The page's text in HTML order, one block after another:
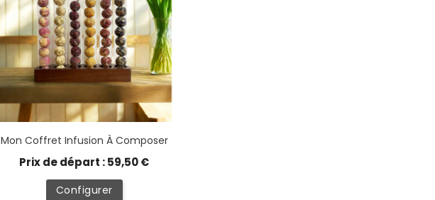
Mon Coffret Infusion À Composer
Prix de départ : 59,50 €
Configurer